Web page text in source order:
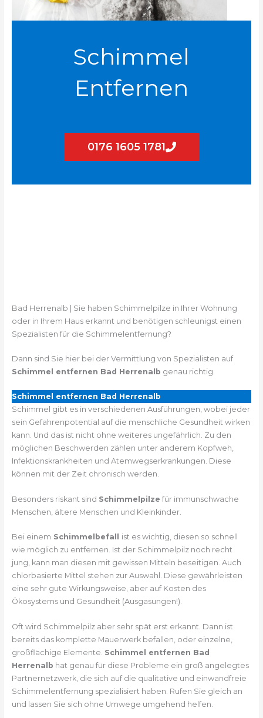
Schimmel
Entfernen
0176 1605 1781
Bad Herrenalb | Sie haben Schimmelpilze in Ihrer Wohnung
oder in Ihrem Haus erkannt und benötigen schleunigst einen
Spezialisten für die Schimmelentfernung?
Dann sind Sie hier bei der Vermittlung von Spezialisten auf
Schimmel entfernen Bad Herrenalb genau richtig.
Schimmel entfernen Bad Herrenalb
Schimmel gibt es in verschiedenen Ausführungen, wobei jeder
sein Gefahrenpotential auf die menschliche Gesundheit wirken
kann. Und das ist nicht ohne weiteres ungefährlich. Zu den
möglichen Beschwerden zählen unter anderem Kopfweh,
Infektionskrankheiten und Atemwegserkrankungen. Diese
können mit der Zeit chronisch werden.
Besonders riskant sind Schimmelpilze für immunschwache
Menschen, ältere Menschen und Kleinkinder.
Bei einem Schimmelbefall ist es wichtig, diesen so schnell
wie möglich zu entfernen. Ist der Schimmelpilz noch recht
jung, kann man diesen mit gewissen Mitteln beseitigen. Auch
chlorbasierte Mittel stehen zur Auswahl. Diese gewährleisten
eine sehr gute Wirkungsweise, aber auf Kosten des
Ökosystems und Gesundheit (Ausgasungen!).
Oft wird Schimmelpilz aber sehr spät erst erkannt. Dann ist
bereits das komplette Mauerwerk befallen, oder einzelne,
großflächige Elemente. Schimmel entfernen Bad
Herrenalb hat genau für diese Probleme ein groß angelegtes
Partnernetzwerk, die sich auf die qualitative und einwandfreie
Schimmelentfernung spezialisiert haben. Rufen Sie gleich an
und lassen Sie sich ohne Umwege umgehend helfen.